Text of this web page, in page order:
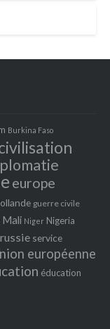
Burkina Faso
europe
guerre civile
Mali Niger Nigeria
russie service
européenne
éducation